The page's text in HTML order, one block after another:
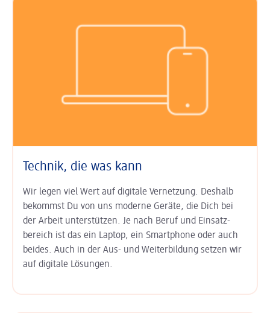
Technik, die was kann
Wir legen viel Wert auf digitale Ver­netzung. Deshalb
bekommst Du von uns moderne Geräte, die Dich bei
der Arbeit unter­stützen. Je nach Beruf und Einsatz­
bereich ist das ein Laptop, ein Smart­phone oder auch
beides. Auch in der Aus- und Weiter­bildung setzen wir
auf digitale Lösungen.